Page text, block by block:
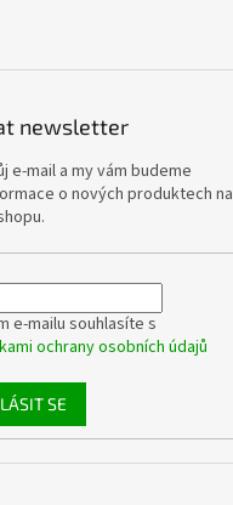
newsletter
e-mail a my vám budeme
o nových produktech na
e-mailu souhlasíte s
ochrany osobních údajů
SE